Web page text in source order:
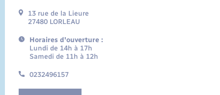
13 rue de la Lieure
27480 LORLEAU
Horaires d'ouverture :
Lundi de 14h à 17h
Samedi de 11h à 12h
0232496157